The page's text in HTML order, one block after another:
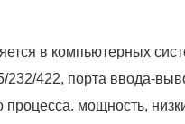
в компьютерных
422, порта ввода-
мощность,